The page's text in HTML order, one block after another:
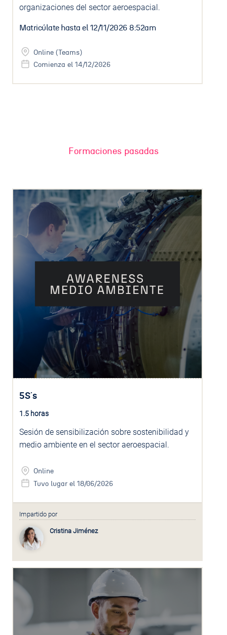
organizaciones del sector aeroespacial.
Matricúlate hasta el 12/11/2026 8:52am
Online (Teams)
Comienza el 14/12/2026
Formaciones pasadas
5S´s
1.5 horas
Sesión de sensibilización sobre sostenibilidad y
medio ambiente en el sector aeroespacial.
Online
Tuvo lugar el 18/06/2026
Impartido por
Cristina Jiménez
ASUNTO
MENSAJE